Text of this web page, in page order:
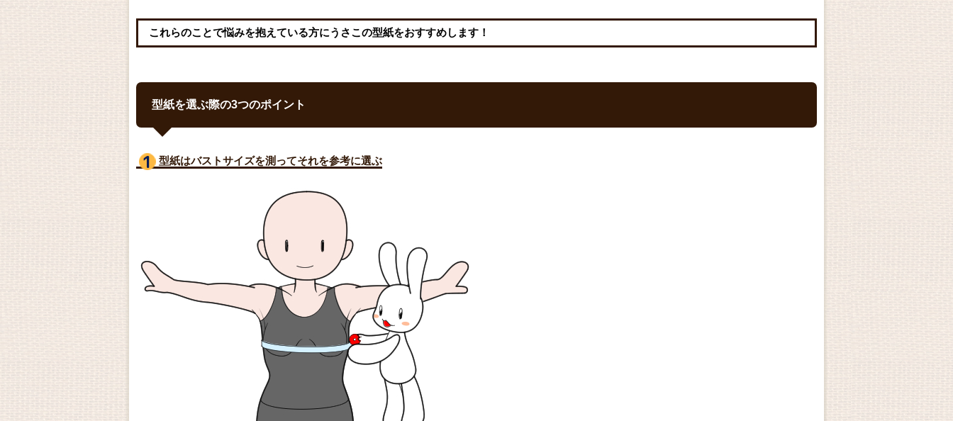
これらのことで悩みを抱えている方にうさこの型紙をおすすめします！
型紙を選ぶ際の3つのポイント
型紙はバストサイズを測ってそれを参考に選ぶ